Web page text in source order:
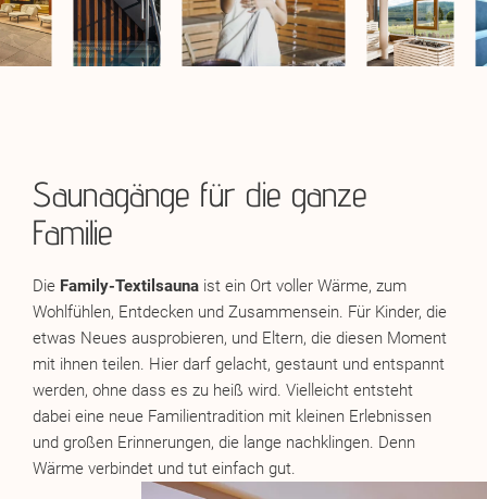
Saunagänge für die ganze
Familie
Die Family-Textilsauna ist ein Ort voller Wärme, zum
Wohlfühlen, Entdecken und Zusammensein. Für Kinder, die
etwas Neues ausprobieren, und Eltern, die diesen Moment
mit ihnen teilen. Hier darf gelacht, gestaunt und entspannt
werden, ohne dass es zu heiß wird. Vielleicht entsteht
dabei eine neue Familientradition mit kleinen Erlebnissen
und großen Erinnerungen, die lange nachklingen. Denn
Wärme verbindet und tut einfach gut.